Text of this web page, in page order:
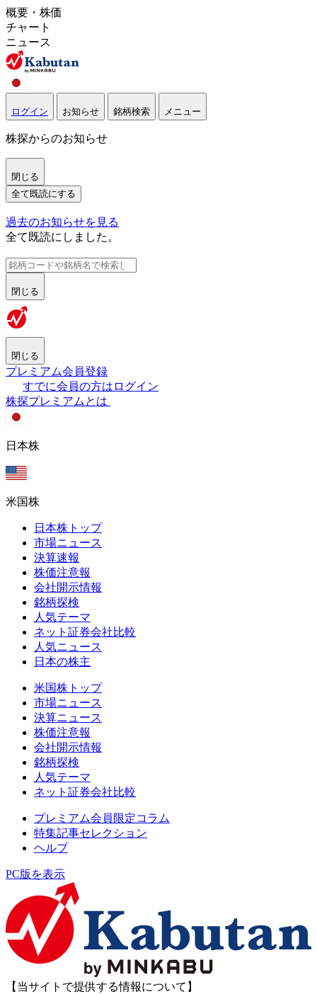
概要・株価
チャート
ニュース
ログイン お知らせ 銘柄検索 メニュー
株探からのお知らせ
閉じる
全て既読にする
過去のお知らせを見る
全て既読にしました。
閉じる
閉じる
プレミアム会員登録
すでに会員の方はログイン
株探プレミアムとは
日本株
米国株
日本株トップ
市場ニュース
決算速報
株価注意報
会社開示情報
銘柄探検
人気テーマ
ネット証券会社比較
人気ニュース
日本の株主
米国株トップ
市場ニュース
決算ニュース
株価注意報
会社開示情報
銘柄探検
人気テーマ
ネット証券会社比較
プレミアム会員限定コラム
特集記事セレクション
ヘルプ
PC版を表示
【当サイトで提供する情報について】